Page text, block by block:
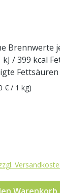
Brennwerte
kcal Fett 0 g
99,8
€ / 1 kg)